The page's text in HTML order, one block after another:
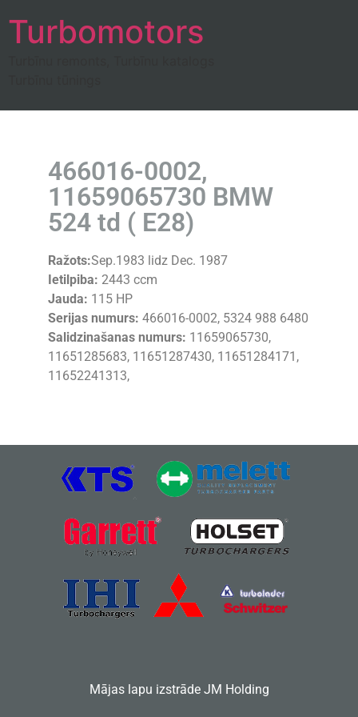
Turbomotors
466016-0002,
11659065730 BMW
524 td ( E28)
Ražots:Sep.1983 lidz Dec. 1987
Ietilpiba: 2443 ccm
Jauda: 115 HP
Serijas numurs: 466016-0002, 5324 988 6480
Salidzinašanas numurs: 11659065730,
11651285683, 11651287430, 11651284171,
11652241313,
Mājas lapu izstrādeJM Holding